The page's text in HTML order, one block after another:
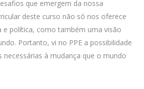
que emergem da nossa
deste curso não só nos oferece
e política, como também uma visão
Portanto, vi no PPE a possibilidade
necessárias à mudança que o mundo